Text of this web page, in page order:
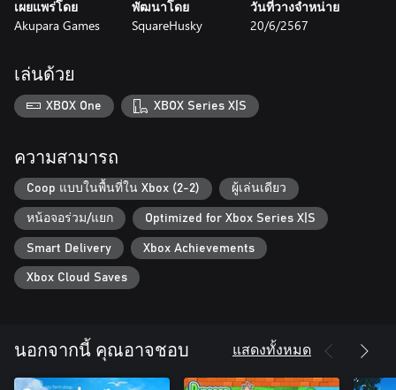
the farm, learning all sorts of neat things, like tilling your soil,
watering your crops, and even teleporting you across the map.
It's Everafter Falls! Things are peaceful here. There's nothing to
worry about... right?
เผยแพร่โดย
Akupara Games
พัฒนาโดย
SquareHusky
วันที่วางจำหน่าย
20/6/2567
เล่นด้วย
XBOX One XBOX Series X|S
ความสามารถ
Coop แบบในพื้นที่ใน Xbox (2-2) ผู้เล่นเดียว
หน้อจอร่วม/แยก Optimized for Xbox Series X|S
Smart Delivery Xbox Achievements
Xbox Cloud Saves
นอกจากนี้ คุณอาจชอบ แสดงทั้งหมด